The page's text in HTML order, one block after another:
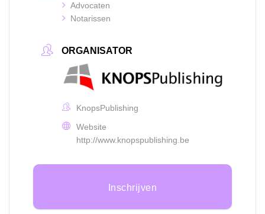
Advocaten
Notarissen
ORGANISATOR
KnopsPublishing
Website
http://www.knopspublishing.be
Inschrijven